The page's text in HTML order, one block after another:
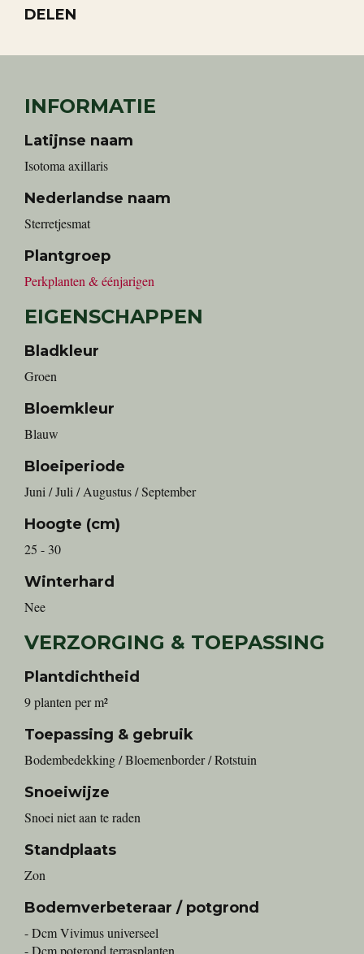
DELEN
INFORMATIE
Latijnse naam
Isotoma axillaris
Nederlandse naam
Sterretjesmat
Plantgroep
Perkplanten & éénjarigen
EIGENSCHAPPEN
Bladkleur
Groen
Bloemkleur
Blauw
Bloeiperiode
Juni / Juli / Augustus / September
Hoogte (cm)
25 - 30
Winterhard
Nee
VERZORGING & TOEPASSING
Plantdichtheid
9 planten per m²
Toepassing & gebruik
Bodembedekking / Bloemenborder / Rotstuin
Snoeiwijze
Snoei niet aan te raden
Standplaats
Zon
Bodemverbeteraar / potgrond
- Dcm Vivimus universeel
- Dcm potgrond terrasplanten